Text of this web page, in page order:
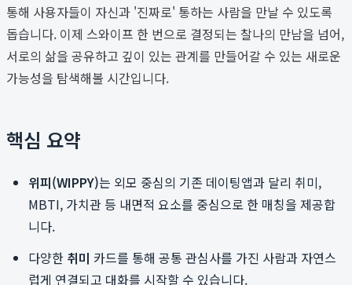
통해 사용자들이 자신과 '진짜로' 통하는 사람을 만날 수 있도록
돕습니다. 이제 스와이프 한 번으로 결정되는 찰나의 만남을 넘어,
서로의 삶을 공유하고 깊이 있는 관계를 만들어갈 수 있는 새로운
가능성을 탐색해볼 시간입니다.
핵심 요약
위피(WIPPY)는 외모 중심의 기존 데이팅앱과 달리 취미,
MBTI, 가치관 등 내면적 요소를 중심으로 한 매칭을 제공합
니다.
다양한 취미 카드를 통해 공통 관심사를 가진 사람과 자연스
럽게 연결되고 대화를 시작할 수 있습니다.